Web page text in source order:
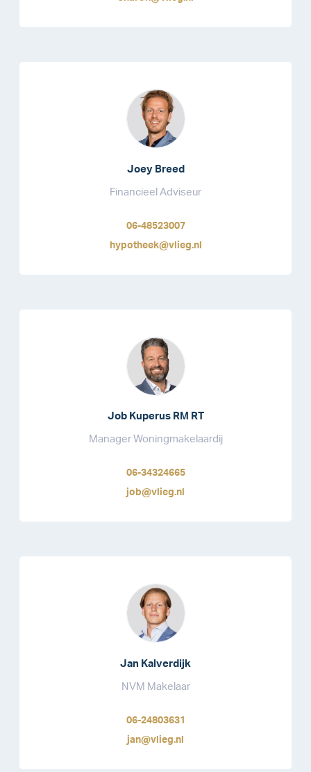
Joey Breed
Financieel Adviseur
06-48523007
hypotheek@vlieg.nl
Job Kuperus RM RT
Manager Woningmakelaardij
06-34324665
job@vlieg.nl
Jan Kalverdijk
NVM Makelaar
06-24803631
jan@vlieg.nl